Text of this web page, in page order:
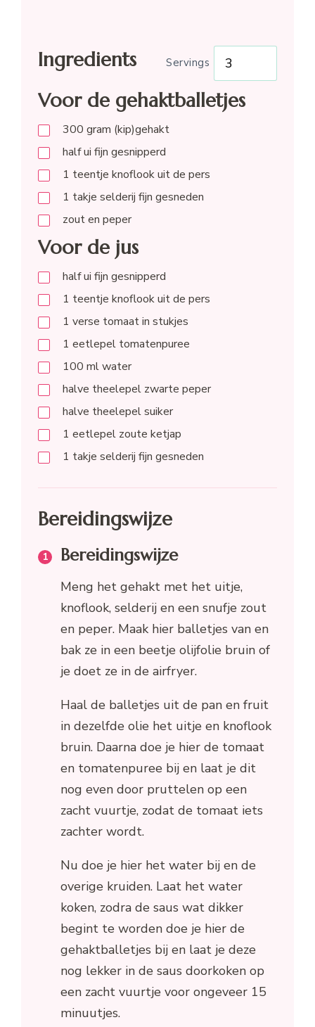
Ingredients Servings
Voor de gehaktballetjes
300 gram (kip)gehakt
halfui fijn gesnipperd
1 teentje knoflook uit de pers
1 takje selderij fijn gesneden
zout en peper
Voor de jus
halfui fijn gesnipperd
1 teentje knoflook uit de pers
1 verse tomaat in stukjes
1 eetlepel tomatenpuree
100 mlwater
halve theelepel zwarte peper
halve theelepelsuiker
1 eetlepel zoute ketjap
1 takje selderij fijn gesneden
Bereidingswijze
Bereidingswijze
Meng het gehakt met het uitje,
knoflook, selderij en een snufje zout
en peper. Maak hier balletjes van en
bak ze in een beetje olijfolie bruin of
je doet ze in de airfryer.
Haal de balletjes uit de pan en fruit
in dezelfde olie het uitje en knoflook
bruin. Daarna doe je hier de tomaat
en tomatenpuree bij en laat je dit
nog even door pruttelen op een
zacht vuurtje, zodat de tomaat iets
zachter wordt.
Nu doe je hier het water bij en de
overige kruiden. Laat het water
koken, zodra de saus wat dikker
begint te worden doe je hier de
gehaktballetjes bij en laat je deze
nog lekker in de saus doorkoken op
een zacht vuurtje voor ongeveer 15
minuutjes.